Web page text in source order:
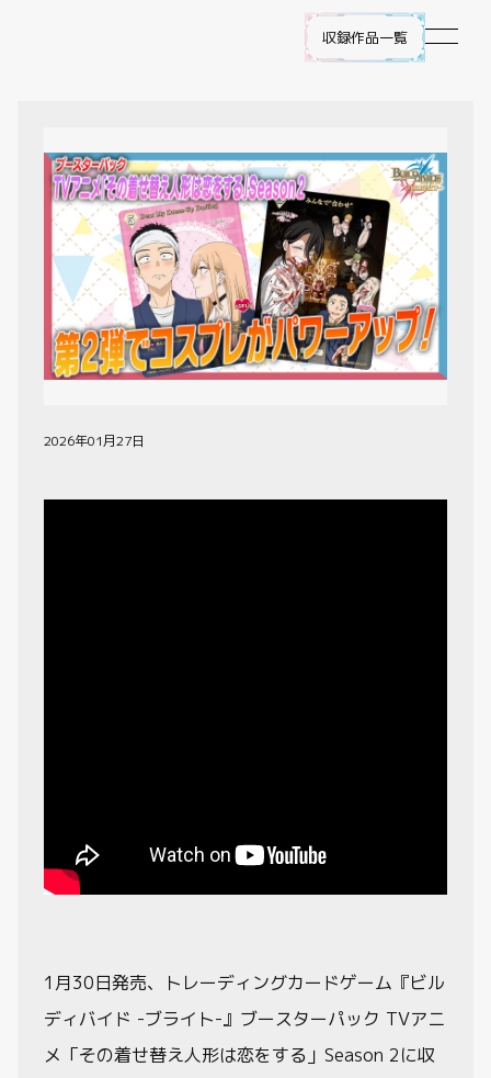
収録作品一覧
NEWS
遊び方
ビルディバイド -ブライト- とは
ゲームプレイ
おすすめデッキ
動画
2026年01月27日
1月30日発売、トレーディングカードゲーム『ビル
ディバイド -ブライト-』ブースターパック TVアニ
メ「その着せ替え人形は恋をする」Season 2に収